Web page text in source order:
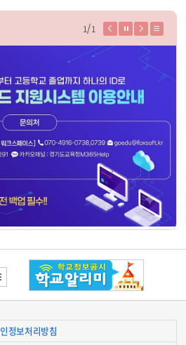
1 1
지
페
이
기
정보처리방침